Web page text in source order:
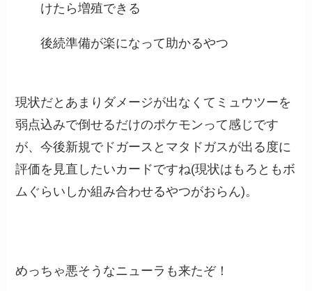
けたら増殖できる
後続準備が楽になって助かるやつ
現状だとあまりダメージが出なくてミュウツーを
弱点込みで倒せるだけのポケモンって感じです
が、今後新規でドガースとマタドガスが出る度に
評価を見直したいカードですね(現状はもろともボ
ムぐらいしか組み合わせるやつがおらん)。
めっちゃ悪そうなニューラも来たぞ！